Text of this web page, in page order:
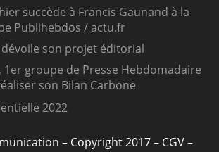
succède à Francis Gaunand à la
Publihebdos / actu.fr
son projet éditorial
1er groupe de Presse Hebdomadaire
son Bilan Carbone
2022
– Copyright 2017 – CGV–